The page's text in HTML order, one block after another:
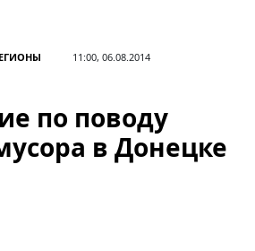
11:00, 06.08.2014
по поводу
в Донецке